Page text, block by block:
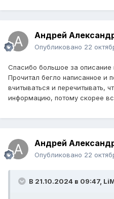
Андрей
Опубликовано 22
Спасибо большое за описание
Прочитал бегло написанное и
вчитываться и перечитывать,
информацию, потому скорее
Андрей
Опубликовано 22
В 21.10.2024 в 09:47,